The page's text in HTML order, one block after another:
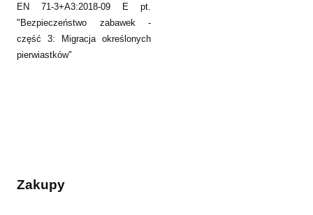
EN 71-3+A3:2018-09 E pt.
"Bezpieczeństwo zabawek -
część 3: Migracja określonych
pierwiastków"
Zakupy